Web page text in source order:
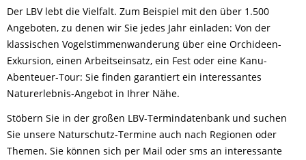
Der LBV lebt die Vielfalt. Zum Beispiel mit den über 1.500
Angeboten, zu denen wir Sie jedes Jahr einladen: Von der
klassischen Vogelstimmenwanderung über eine Orchideen-
Exkursion, einen Arbeitseinsatz, ein Fest oder eine Kanu-
Abenteuer-Tour: Sie finden garantiert ein interessantes
Naturerlebnis-Angebot in Ihrer Nähe.
Stöbern Sie in der großen LBV-Termindatenbank und suchen
Sie unsere Naturschutz-Termine auch nach Regionen oder
Themen. Sie können sich per Mail oder sms an interessante